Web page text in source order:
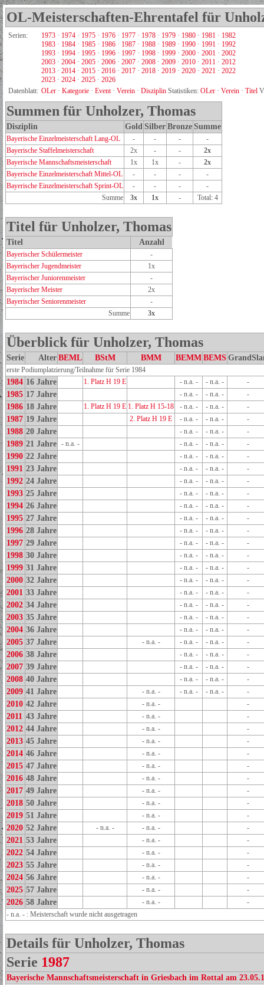
OL-Meisterschaften-Ehrentafel für
Serien: 1973 · 1974 · 1975 · 1976 · 1977 · 1978 · 1979 · 1980 · 1981 · 1982
1983 · 1984 · 1985 · 1986 · 1987 · 1988 · 1989 · 1990 · 1991 · 1992
1993 · 1994 · 1995 · 1996 · 1997 · 1998 · 1999 · 2000 · 2001 · 2002
2003 · 2004 · 2005 · 2006 · 2007 · 2008 · 2009 · 2010 · 2011 · 2012
2013 · 2014 · 2015 · 2016 · 2017 · 2018 · 2019 · 2020 · 2021 · 2022
2023 · 2024 · 2025 · 2026
Datenblatt: OLer · Kategorie · Event· Verein · Disziplin Statistiken: OLer · Verein · Titel
Summen für Unholzer, Thomas
Disziplin Gold Silber Bronze Summe
Bayerische Einzelmeisterschaft Lang-OL - - -
-
Bayerische Staffelmeisterschaft
2x - -
2x
Bayerische Mannschaftsmeisterschaft
1x 1x -
2x
Bayerische Einzelmeisterschaft Mittel-OL
- - -
-
Bayerische Einzelmeisterschaft Sprint-OL
- - -
-
Summe
3x 1x - Total: 4
Titel für Unholzer, Thomas
Titel Anzahl
Bayerischer Schülermeister
-
Bayerischer Jugendmeister
1x
Bayerischer Juniorenmeister
-
Bayerischer Meister
2x
Bayerischer Seniorenmeister
-
Summe
3x
Überblick für Unholzer, Thomas
Serie Alter BEML BStM BMM BEMM BEMS
erste Podiumplatzierung/Teilnahme für Serie 1984
1984 16 Jahre 1. Platz H 19 E - n.a. - - n.a. - -
1985 17 Jahre - n.a. - - n.a. - -
1986 18 Jahre 1. Platz H 19 E 1. Platz H 15-18 - n.a. - - n.a. - -
1987 19 Jahre 2. Platz H 19 E - n.a. - - n.a. - -
1988 20 Jahre - n.a. - - n.a. - -
1989 21 Jahre - n.a. - - n.a. - - n.a. - -
1990 22 Jahre - n.a. - - n.a. - -
1991 23 Jahre - n.a. - - n.a. - -
1992 24 Jahre - n.a. - - n.a. - -
1993 25 Jahre - n.a. - - n.a. - -
1994 26 Jahre - n.a. - - n.a. - -
1995 27 Jahre - n.a. - - n.a. - -
1996 28 Jahre - n.a. - - n.a. - -
1997 29 Jahre - n.a. - - n.a. - -
1998 30 Jahre - n.a. - - n.a. - -
1999 31 Jahre - n.a. - - n.a. - -
2000 32 Jahre - n.a. - - n.a. - -
2001 33 Jahre - n.a. - - n.a. - -
2002 34 Jahre - n.a. - - n.a. - -
2003 35 Jahre - n.a. - - n.a. - -
2004 36 Jahre - n.a. - - n.a. - -
2005 37 Jahre - n.a. - - n.a. - - n.a. - -
2006 38 Jahre - n.a. - - n.a. - -
2007 39 Jahre - n.a. - - n.a. - -
2008 40 Jahre - n.a. - - n.a. - -
2009 41 Jahre - n.a. - - n.a. - - n.a. - -
2010 42 Jahre - n.a. - -
2011 43 Jahre - n.a. - -
2012 44 Jahre - n.a. - -
2013 45 Jahre - n.a. - -
2014 46 Jahre - n.a. - -
2015 47 Jahre - n.a. - -
2016 48 Jahre - n.a. - -
2017 49 Jahre - n.a. - -
2018 50 Jahre - n.a. - -
2019 51 Jahre - n.a. - -
2020 52 Jahre - n.a. - - n.a. - -
2021 53 Jahre - n.a. - -
2022 54 Jahre - n.a. - -
2023 55 Jahre - n.a. - -
2024 56 Jahre - n.a. - -
2025 57 Jahre - n.a. - -
2026 58 Jahre - n.a. -
-
- n.a. - : Meisterschaft wurde nicht ausgetragen
Details für Unholzer, Thomas
Serie 1987
Bayerische Mannschaftsmeisterschaft in Griesbach im Rottal am